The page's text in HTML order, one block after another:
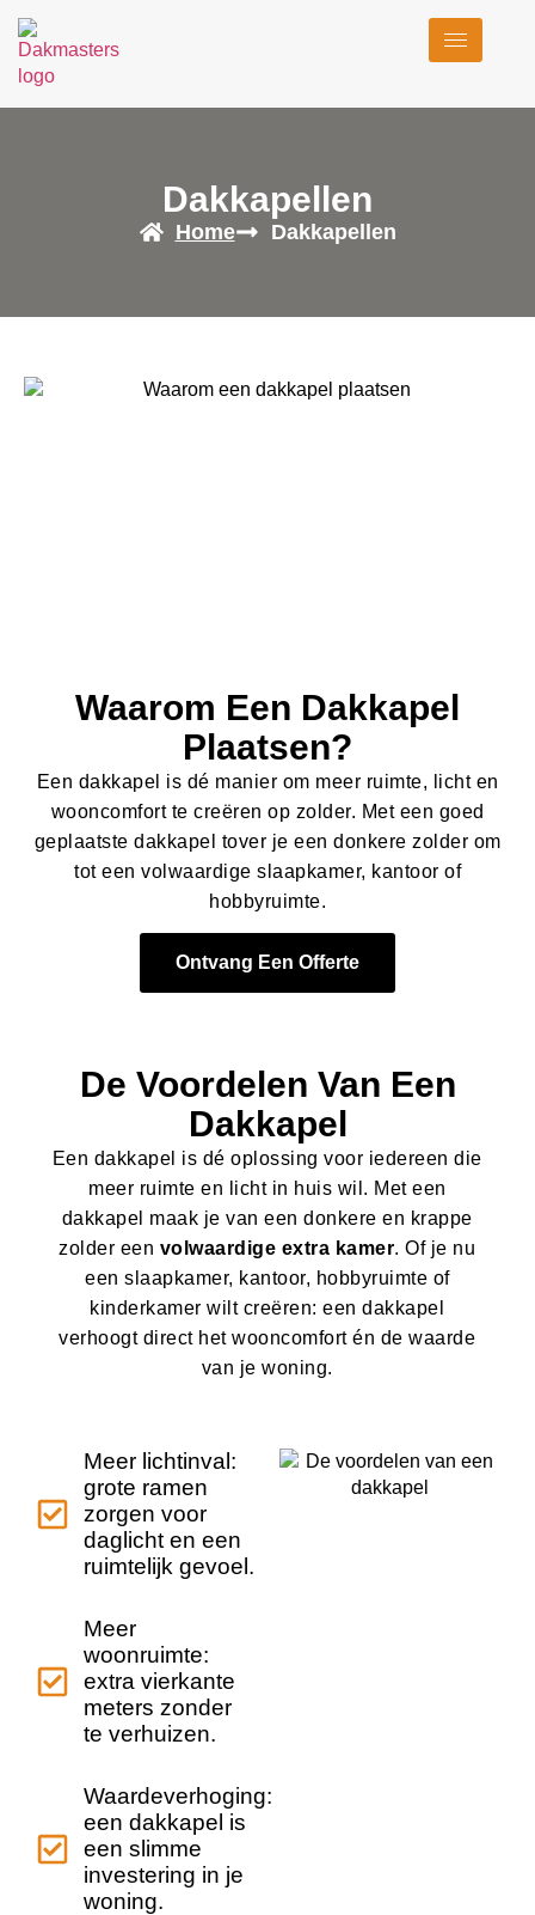
Dakkapellen
Home Dakkapellen
Waarom Een Dakkapel
Plaatsen?
Een dakkapel is dé manier om meer ruimte, licht en
wooncomfort te creëren op zolder. Met een goed
geplaatste dakkapel tover je een donkere zolder om
tot een volwaardige slaapkamer, kantoor of
hobbyruimte.
Ontvang Een Offerte
De Voordelen Van Een
Dakkapel
Een dakkapel is dé oplossing voor iedereen die
meer ruimte en licht in huis wil. Met een
dakkapel maak je van een donkere en krappe
zolder een volwaardige extra kamer. Of je nu
een slaapkamer, kantoor, hobbyruimte of
kinderkamer wilt creëren: een dakkapel
verhoogt direct het wooncomfort én de waarde
van je woning.
Meer lichtinval:
grote ramen
zorgen voor
daglicht en een
ruimtelijk gevoel.
Meer
woonruimte:
extra vierkante
meters zonder
te verhuizen.
Waardeverhoging:
een dakkapel is
een slimme
investering in je
woning.